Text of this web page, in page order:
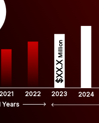
2021 2022 2023 2024
$XX.X
Million
Years